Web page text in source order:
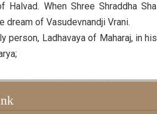
Halvad. When Shree Shraddha
dream of Vasudevnandji Vrani.
person, Ladhavaya of Maharaj, in